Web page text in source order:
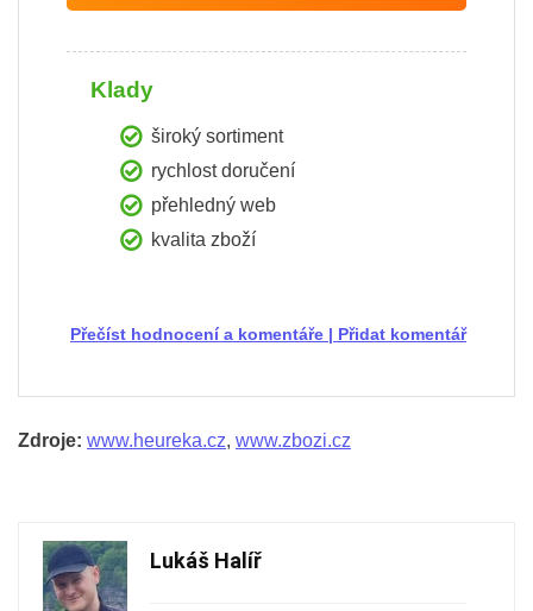
Klady
široký sortiment
rychlost doručení
přehledný web
kvalita zboží
Přidat komentář
|
Přečíst hodnocení a komentáře
Zdroje: www.heureka.cz, www.zbozi.cz
Lukáš Halíř